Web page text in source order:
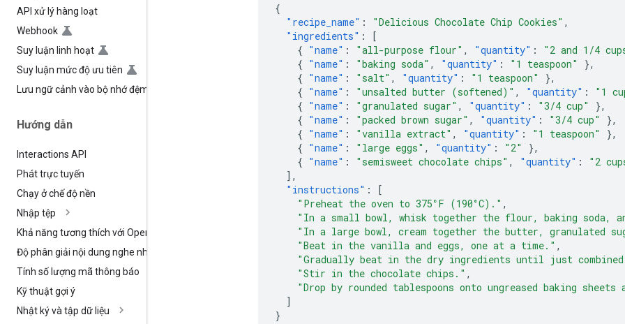
API xử lý hàng loạt
Webhook
Suy luận linh hoạt
Suy luận mức độ ưu tiên
Lưu ngữ cảnh vào bộ nhớ đệm
Hướng dẫn
Interactions API
Phát trực tuyến
Chạy ở chế độ nền
Nhập tệp
Khả năng tương thích với Open
Độ phân giải nội dung nghe nhìn
Tính số lượng mã thông báo
Kỹ thuật gợi ý
Nhật ký và tập dữ liệu
{
"recipe_name" : "Delicious Chocolate Chip Cookies" ,
"ingredients" :
[
{ "name" : "all-purpose flour" , "quantity" : "2 and 1/4
{ "name" : "baking soda" , "quantity" : "1 teaspoon"
},
{ "name" : "salt" , "quantity" : "1 teaspoon"
},
{ "name" : "unsalted butter (softened)" , "quantity" : "1
{ "name" : "granulated sugar" , "quantity" : "3/4 cup"
},
{ "name" : "packed brown sugar" , "quantity" : "3/4 cup"
},
{ "name" : "vanilla extract" , "quantity" : "1 teaspoon"
},
{ "name" : "large eggs" , "quantity" : "2"
},
{ "name" : "semisweet chocolate chips" , "quantity" : "2
],
"instructions" :
[
"Preheat the oven to 375°F (190°C)." ,
"In a small bowl, whisk together the flour, baking soda,
"In a large bowl, cream together the butter, granulated
"Beat in the vanilla and eggs, one at a time." ,
"Gradually beat in the dry ingredients until just
"Stir in the chocolate chips." ,
"Drop by rounded tablespoons onto ungreased baking
]
}